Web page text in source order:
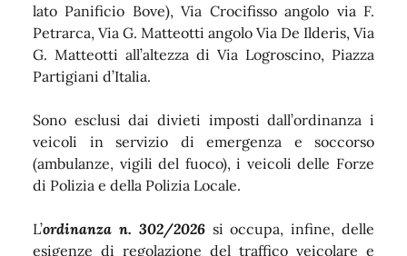
lato Panificio Bove), Via Crocifisso angolo via F.
Petrarca, Via G. Matteotti angolo Via De Ilderis, Via
G. Matteotti all’altezza di Via Logroscino, Piazza
Partigiani d’Italia.
Sono esclusi dai divieti imposti dall’ordinanza i
veicoli in servizio di emergenza e soccorso
(ambulanze, vigili del fuoco), i veicoli delle Forze
di Polizia e della Polizia Locale.
L’ordinanza n. 302/2026si occupa, infine, delle
esigenze di regolazione del traffico veicolare e